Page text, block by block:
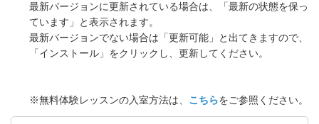
最新バージョンに更新されている場合は、「最新の状態を保っ
ています」と表示されます。
最新バージョンでない場合は「更新可能」と出てきますので、
「インストール」をクリックし、更新してください。​
※無料体験レッスンの入室方法は、 こちらをご参照ください。